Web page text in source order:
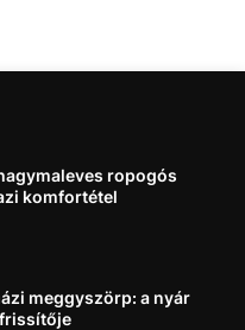
ropogós
komfortétel
meggyszörp: a nyár